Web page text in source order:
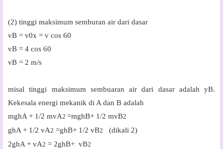
(2) tinggi maksimum semburan air dari dasar
vB = v0x = v cos 60
vB = 4 cos 60
vB = 2 m/s
misal tinggi maksimum sembuaran air dari dasar adalah yB.
Kekesala energi mekanik di A dan B adalah
mghA + 1/2 mvA2 =mghB+ 1/2 mvB2
ghA + 1/2 vA2 =ghB+ 1/2 vB2
(dikali 2)
2ghA + vA2 = 2ghB+ vB2